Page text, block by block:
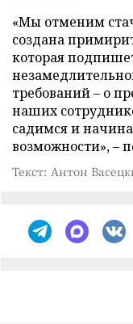
«Мы отменим
создана
которая
требований – о
наших
садимся и
возможности», –
Текст: Антон